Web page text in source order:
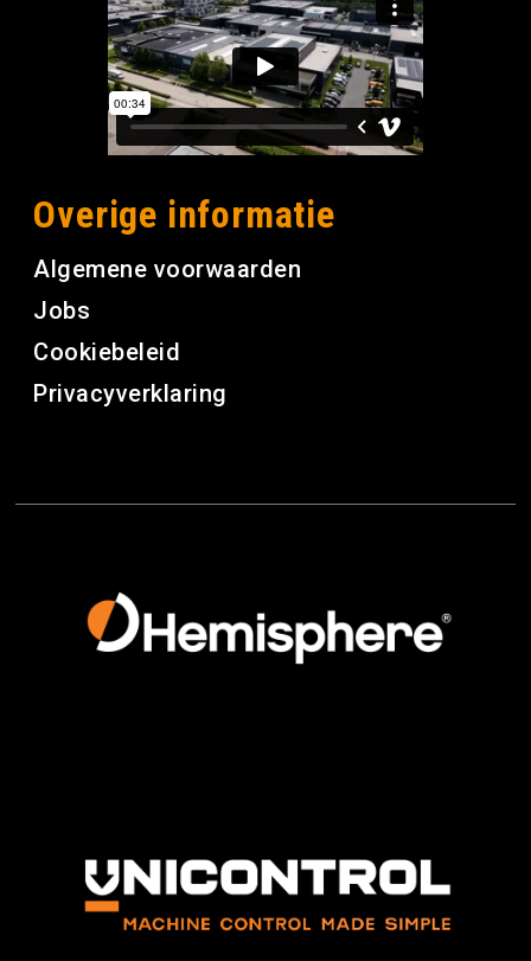
Overige informatie
Algemene voorwaarden
Jobs
Cookiebeleid
Privacyverklaring